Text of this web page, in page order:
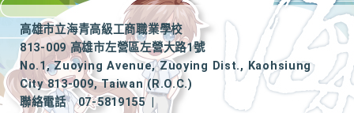
高雄市立海青高級工商職業學校
813-009 高雄市左營區左營大路1號
No.1, Zuoying Avenue, Zuoying Dist., Kaohsiung
City 813-009, Taiwan (R.O.C.)
聯絡電話
07-5819155
|